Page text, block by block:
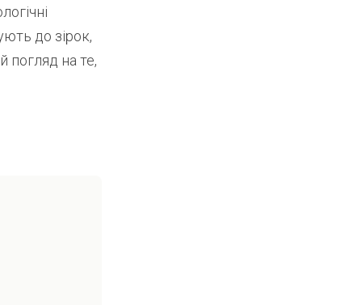
до зірок,
погляд на те,